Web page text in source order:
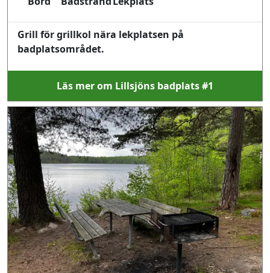
Grill för grillkol nära lekplatsen på
badplatsområdet.
Läs mer om Lillsjöns badplats #1